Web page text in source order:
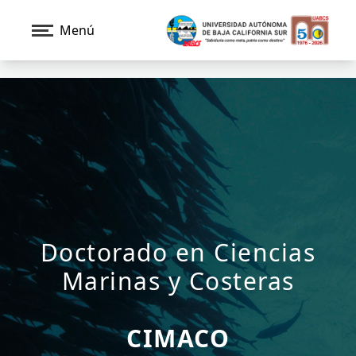
Menú
Doctorado en Ciencias
Marinas y Costeras
CIMACO